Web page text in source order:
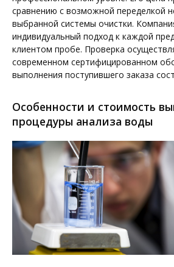
сравнению с возможной переделкой
выбранной системы очистки.
индивидуальный подход к каждой
клиентом пробе. Проверка
современном сертифицированном
выполнения поступившего заказа
Особенности и стоимость
процедуры анализа воды